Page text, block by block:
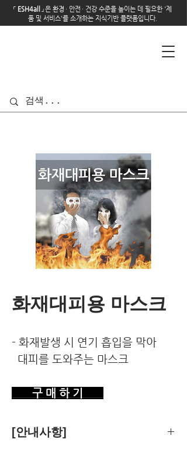
「 ESH4all 」은 환경 · 안전 · 건강 수준을 높이는 데 필요한 '제
품 및 서비스'를 소개하는 지식기반 플랫폼입니다.
화재대피용 마스크
- 화재발생 시 연기 흡입을 막아
대피를 도와주는 마스크
구 매 하 기
[안내사항]